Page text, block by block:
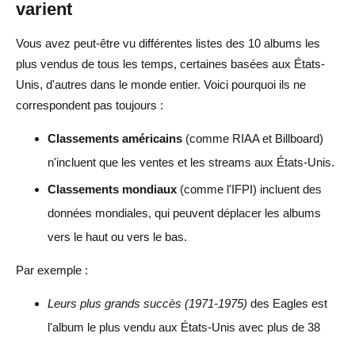
varient
Vous avez peut-être vu différentes listes des 10 albums les
plus vendus de tous les temps, certaines basées aux États-
Unis, d'autres dans le monde entier. Voici pourquoi ils ne
correspondent pas toujours :
Classements américains (comme RIAA et Billboard)
n'incluent que les ventes et les streams aux États-Unis.
Classements mondiaux (comme l'IFPI) incluent des
données mondiales, qui peuvent déplacer les albums
vers le haut ou vers le bas.
Par exemple :
Leurs plus grands succès (1971-1975) des Eagles est
l'album le plus vendu aux États-Unis avec plus de 38